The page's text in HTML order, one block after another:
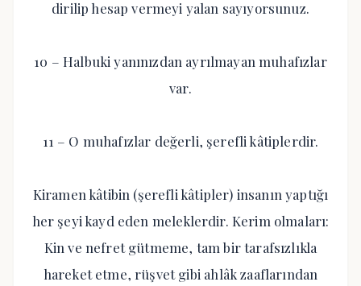
dirilip hesap vermeyi yalan sayıyorsunuz.
10 – Halbuki yanınızdan ayrılmayan muhafızlar
var.
11 – O muhafızlar değerli, şerefli kâtiplerdir.
Kiramen kâtibin (şerefli kâtipler) insanın yaptığı
her şeyi kayd eden meleklerdir. Kerim olmaları:
Kin ve nefret gütmeme, tam bir tarafsızlıkla
hareket etme, rüşvet gibi ahlâk zaaflarından